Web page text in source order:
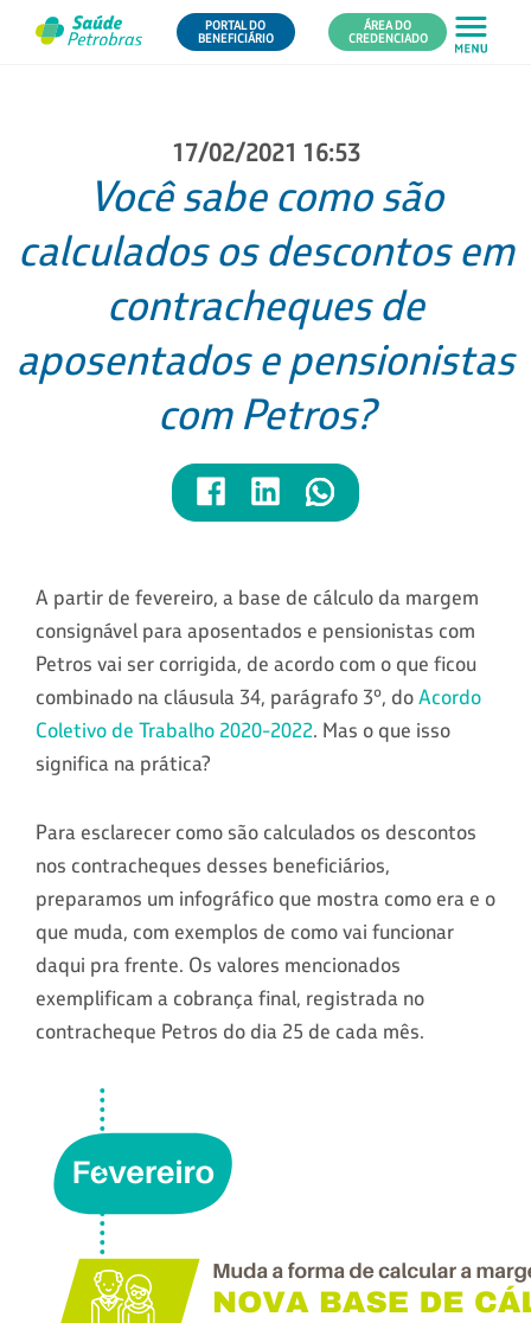
PORTAL DO
BENEFICIÁRIO
ÁREA DO
CREDENCIADO
17/02/2021 16:53
Você sabe como são
calculados os descontos em
contracheques de
aposentados e pensionistas
com Petros?
A partir de fevereiro, a base de cálculo da margem
consignável para aposentados e pensionistas com
Petros vai ser corrigida, de acordo com o que ficou
combinado na cláusula 34, parágrafo 3º, doAcordo
Coletivo de Trabalho 2020-2022. Mas o que isso
significa na prática?
Para esclarecer como são calculados os descontos
nos contracheques desses beneficiários,
preparamos um infográfico que mostra como era e o
que muda, com exemplos de como vai funcionar
daqui pra frente. Os valores mencionados
exemplificam a cobrança final, registrada no
contracheque Petros do dia 25 de cada mês.